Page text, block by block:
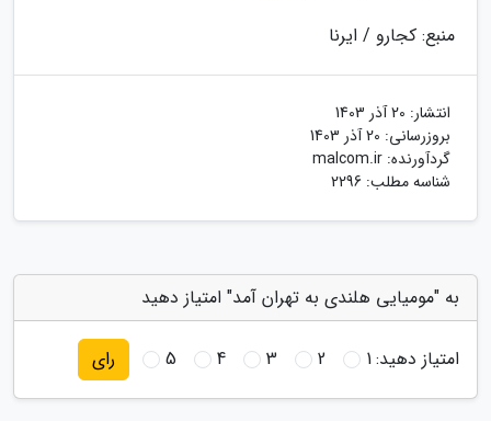
منبع: کجارو / ایرنا
انتشار: 20 آذر 1403
بروزرسانی: 20 آذر 1403
گردآورنده: malcom.ir
شناسه مطلب: 2296
به "مومیایی هلندی به تهران آمد" امتیاز دهید
امتیاز دهید:1
2
3
4
5 رای